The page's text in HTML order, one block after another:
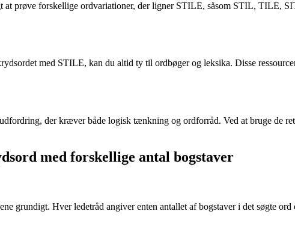
prøve forskellige ordvariationer, der ligner STILE, såsom STIL, TILE,
med STILE, kan du altid ty til ordbøger og leksika. Disse
der kræver både logisk tænkning og ordforråd. Ved at bruge de
med forskellige antal bogstaver
grundigt. Hver ledetråd angiver enten antallet af bogstaver i det søgte